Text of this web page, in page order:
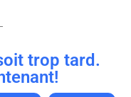
trop tard.